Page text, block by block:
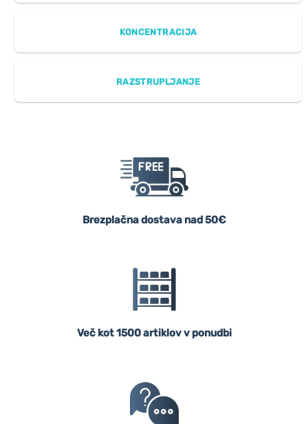
KONCENTRACIJA
RAZSTRUPLJANJE
Brezplačna dostava nad 50€
Več kot 1500 artiklov v ponudbi